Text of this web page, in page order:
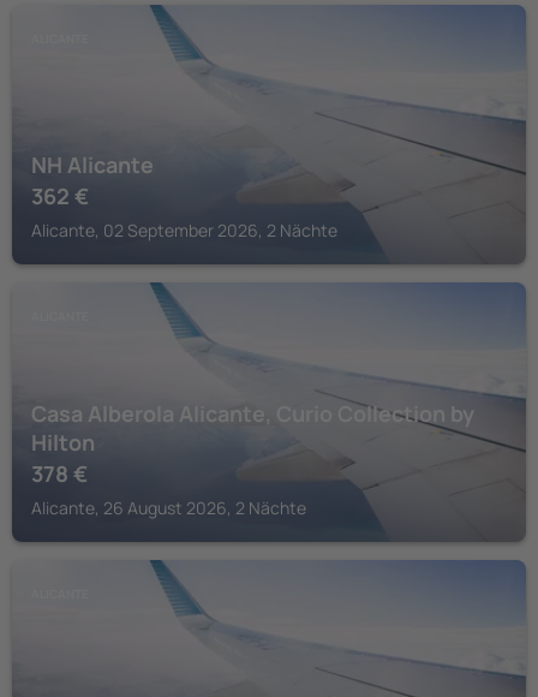
NH Alicante
362 €
Alicante, 02 September 2026, 2 Nächte
Casa Alberola Alicante, Curio Collection by
Hilton
378 €
Alicante, 26 August 2026, 2 Nächte